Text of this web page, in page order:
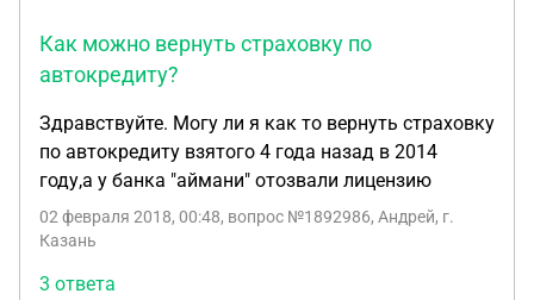
Как можно вернуть страховку по
автокредиту?
Здравствуйте. Могу ли я как то вернуть страховку
по автокредиту взятого 4 года назад в 2014
году,а у банка "аймани" отозвали лицензию
02 февраля 2018, 00:48, вопрос №1892986, Андрей, г.
Казань
3 ответа